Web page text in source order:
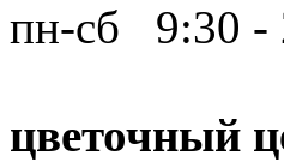
пн-сб 9:30 -
цветочный